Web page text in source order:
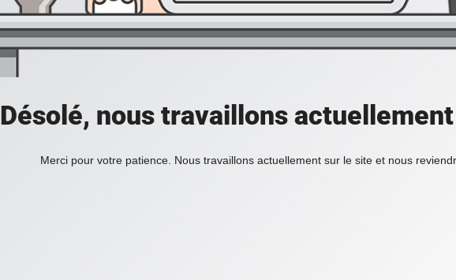
Désolé, nous travaillons
Merci pour votre patience. Nous travaillons actuellement sur le site et nous